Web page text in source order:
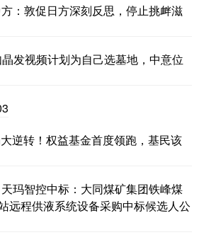
：敦促日方深刻反思，停止挑衅滋
发视频计划为自己选墓地，中意位
逆转！权益基金首度领跑，基民该
玛智控中标：大同煤矿集团铁峰煤
远程供液系统设备采购中标候选人公